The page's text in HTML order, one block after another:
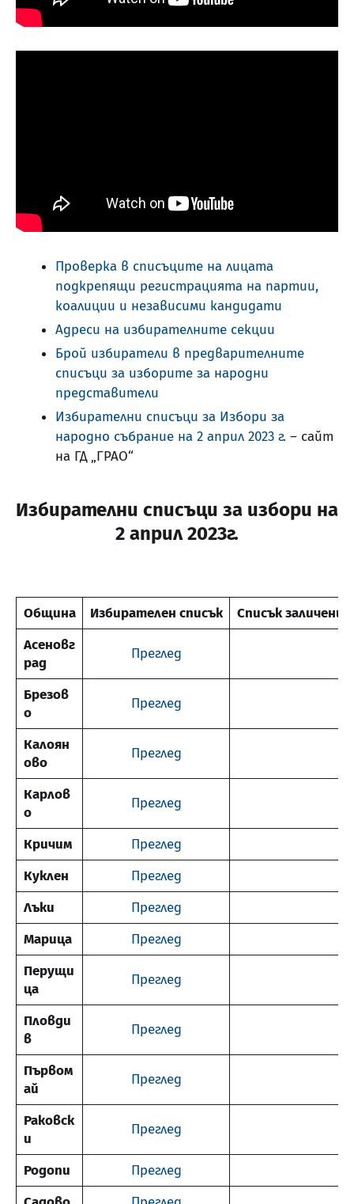
Проверка в списъците на лицата
подкрепящи регистрацията на партии,
коалиции и независими кандидати
Адреси на избирателните секции
Брой избиратели в предварителните
списъци за изборите за народни
представители
Избирателни списъци за Избори за
народно събрание на 2 април 2023 г. – сайт
на ГД „ГРАО“
Избирателни списъци за избори на
2 април 2023г.
Община Избирателен списък
Списък заличени
Асеновг
рад
Преглед
Брезов
о
Преглед
Калоян
ово
Преглед
Карлов
о
Преглед
Кричим
Преглед
Куклен
Преглед
Лъки
Преглед
Марица
Преглед
Перущи
ца
Преглед
Пловди
в
Преглед
Първом
ай
Преглед
Раковск
и
Преглед
Родопи
Преглед